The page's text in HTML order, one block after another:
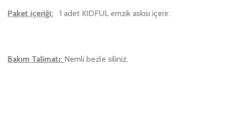
Paket içeriği: 1 adet KIDFUL emzik askısı içerir.
Bakım Talimatı: Nemli bezle siliniz.